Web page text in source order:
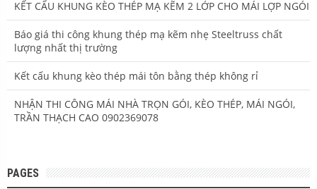
KẾT CẤU KHUNG KÈO THÉP MẠ KẼM 2 LỚP CHO MÁI LỢP NGÓI
Báo giá thi công khung thép mạ kẽm nhẹ Steeltruss chất
lượng nhất thị trường
Kết cấu khung kèo thép mái tôn bằng thép không rỉ
NHẬN THI CÔNG MÁI NHÀ TRỌN GÓI, KÈO THÉP, MÁI NGÓI,
TRẦN THẠCH CAO 0902369078
PAGES